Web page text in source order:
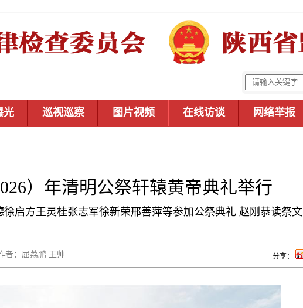
光 巡视巡察 图片视频 在线访谈 网络举报
）年清明公祭轩辕黄帝典礼举行
启方王灵桂张志军徐新荣邢善萍等参加公祭典礼 赵刚恭读祭文
：屈荔鹏 王帅 分享：